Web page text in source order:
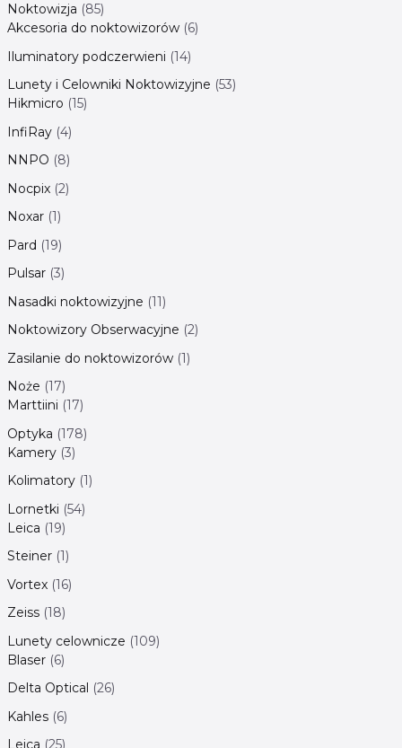
Noktowizja 85
Akcesoria do noktowizorów 6
Iluminatory podczerwieni 14
Lunety i Celowniki Noktowizyjne 53
Hikmicro 15
InfiRay 4
NNPO 8
Nocpix 2
Noxar 1
Pard 19
Pulsar 3
Nasadki noktowizyjne 11
Noktowizory Obserwacyjne 2
Zasilanie do noktowizorów 1
Noże 17
Marttiini 17
Optyka 178
Kamery 3
Kolimatory 1
Lornetki 54
Leica 19
Steiner 1
Vortex 16
Zeiss 18
Lunety celownicze 109
Blaser 6
Delta Optical
26
Kahles 6